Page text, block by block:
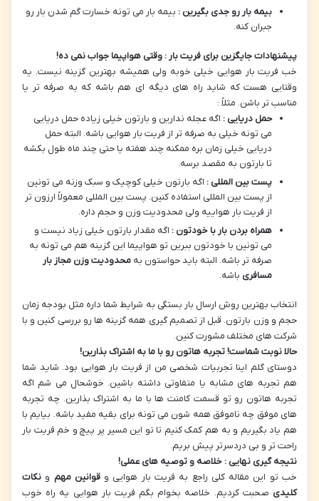
بیمه بار رو جدی بگیرین : بیمه بار می تونه خسارت گم شدن بار رو
جبران کنه.
پیشنهادات جایگزین برای فریت بار : وقتی هواپیما جواب نمی ده!
خب فریت بار هوایی خیلی خوبه ولی همیشه بهترین گزینه نیست. یه
وقتایی هست که شاید راه های دیگه ای هم باشه که به صرفه تر یا
مناسب تر باشن. مثلاً :
حمل دریایی : اگه عجله ندارین و بارتون خیلی زیاده حمل دریایی
می تونه خیلی به صرفه تر از فریت بار هوایی باشه. البته حمل
دریایی خیلی زمان بره ممکنه چند هفته یا حتی چند ماه طول بکشه
تا بارتون به مقصد برسه.
پست بین المللی : اگه بارتون خیلی کوچیک و سبک وزنه می تونین
از پست بین المللی استفاده کنین. پست بین المللی معمولاً ارزون تر
از فریت بار هواییه ولی محدودیت وزن و حجم داره.
همراه بردن بار با خودتون : اگه مقدار بارتون خیلی زیاد نیست و
می تونین با خودتون ببرین تو هواپیما این گزینه هم می تونه به
صرفه تر باشه. البته باید حواستون به محدودیت وزن مجاز بار
مسافری باشه.
انتخاب بهترین روش ارسال بار بستگی به شرایط شما داره مثل بودجه زمان
حجم و وزن بارتون. قبل از تصمیم گیری همه گزینه ها رو بررسی کنین و با
شرکت های مختلف مشورت کنین.
حالا نوبت شماست!تجربه هاتون رو با ما به اشتراک بذارین!
دوستای گلم اینا تجربیات شخصی من از فریت بار هوایی بود. شاید شما
هم تجربه های مشابه یا متفاوتی داشته باشین. خوشحال می شم اگه
تجربه هاتون رو تو قسمت کامنت ها با ما به اشتراک بذارین. چه تجربه
های موفق چه ناموفق همه شون می تونه برای بقیه مفید باشه. بیایم با
هم یاد بگیریم و به هم کمک کنیم تا تو این مسیر پر پیچ و خم فریت بار
راحت تر و بی دردسرتر پیش بریم.
نتیجه گیری نهایی : خلاصه و توصیه های عملی!
خب تو این مقاله کلی راجع به فریت بار هوایی وقوانین مهم و نکات
کلیدی صحبت کردیم. خلاصه بخوام بگم فریت بار هوایی یه راه خوب